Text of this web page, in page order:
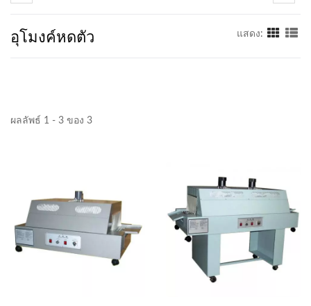
อุโมงค์หดตัว แสดง:
ผลลัพธ์ 1 - 3 ของ 3